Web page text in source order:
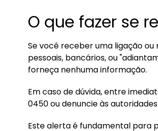
O que fazer se
Se você receber uma ligação
pessoais, bancários, ou
forneça nenhuma informação.
Em caso de dúvida, entre
0450 ou denuncie às
Este alerta é fundamental para